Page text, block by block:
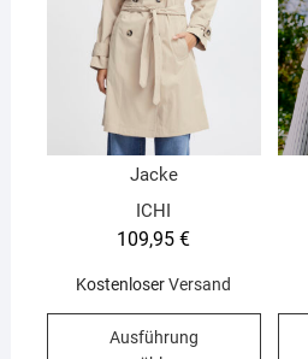
Jacke
ICHI
109,95€
KostenloserVersand
Ausführung